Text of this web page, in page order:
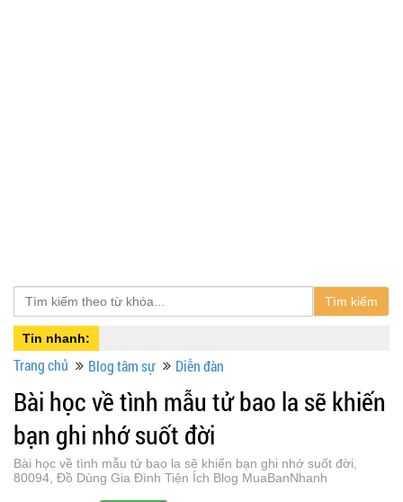
Tìm kiếm
Tin nhanh:
Trang chủ Blog tâm sự Diễn đàn
Bài học về tình mẫu tử bao la sẽ khiến
bạn ghi nhớ suốt đời
Bài học về tình mẫu tử bao la sẽ khiến bạn ghi nhớ suốt đời,
80094, Đồ Dùng Gia Đình Tiện Ích Blog MuaBanNhanh